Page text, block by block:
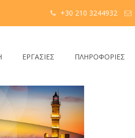
+30 210 3244932
ΕΡΓΑΣΙΕΣ ΠΛΗΡΟΦΟΡΙΕΣ